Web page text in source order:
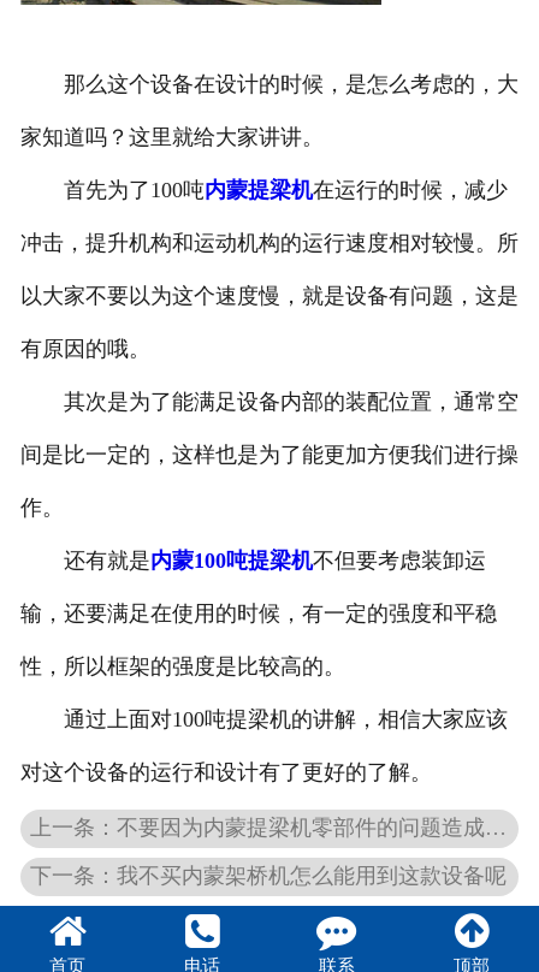
那么这个设备在设计的时候，是怎么考虑的，大
家知道吗？这里就给大家讲讲。
首先为了100吨内蒙提梁机在运行的时候，减少
冲击，提升机构和运动机构的运行速度相对较慢。所
以大家不要以为这个速度慢，就是设备有问题，这是
有原因的哦。
其次是为了能满足设备内部的装配位置，通常空
间是比一定的，这样也是为了能更加方便我们进行操
作。
还有就是内蒙100吨提梁机不但要考虑装卸运
输，还要满足在使用的时候，有一定的强度和平稳
性，所以框架的强度是比较高的。
通过上面对100吨提梁机的讲解，相信大家应该
对这个设备的运行和设计有了更好的了解。
上一条：不要因为内蒙提梁机零部件的问题造成事故
下一条：我不买内蒙架桥机怎么能用到这款设备呢
首页 电话 联系 顶部